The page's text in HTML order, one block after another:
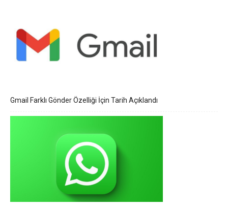
Gmail Farklı Gönder Özelliği İçin Tarih Açıklandı